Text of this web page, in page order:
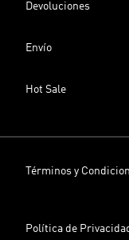
Devoluciones
Envío
Hot Sale
Términos y
Política de